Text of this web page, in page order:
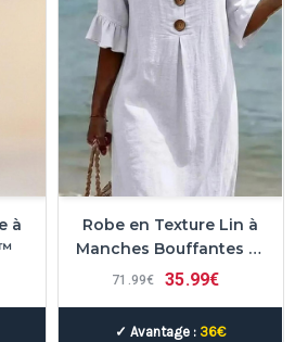
à
Robe en Texture Lin à
Manches Bouffantes et
Boutons – Vanesa™
71 99€ 35 99€
✓ Avantage : 36€